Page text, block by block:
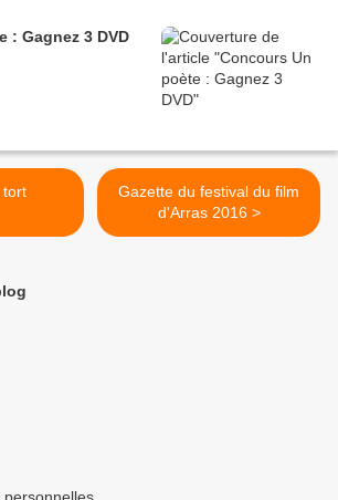
: Gagnez 3 DVD
tort
Gazette du festival du film
d'Arras 2016 >